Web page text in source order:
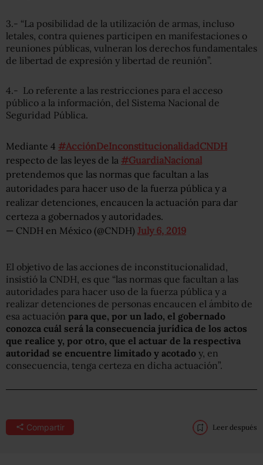
3.- “La posibilidad de la utilización de armas, incluso
letales, contra quienes participen en manifestaciones o
reuniones públicas, vulneran los derechos fundamentales
de libertad de expresión y libertad de reunión”.
4.- Lo referente a las restricciones para el acceso
público a la información, del Sistema Nacional de
Seguridad Pública.
Mediante 4 #AcciónDeInconstitucionalidadCNDH
respecto de las leyes de la #GuardiaNacional
pretendemos que las normas que facultan a las
autoridades para hacer uso de la fuerza pública y a
realizar detenciones, encaucen la actuación para dar
certeza a gobernados y autoridades.
— CNDH en México (@CNDH) July 6, 2019
El objetivo de las acciones de inconstitucionalidad,
insistió la CNDH, es que “las normas que facultan a las
autoridades para hacer uso de la fuerza pública y a
realizar detenciones de personas encaucen el ámbito de
esa actuación para que, por un lado, el gobernado
conozca cuál será la consecuencia jurídica de los actos
que realice y, por otro, que el actuar de la respectiva
autoridad se encuentre limitado y acotado y, en
consecuencia, tenga certeza en dicha actuación”.
Compartir Leer después